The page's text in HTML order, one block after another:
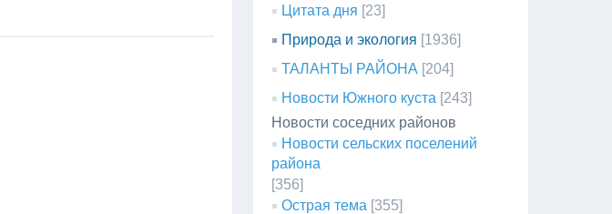
Цитата дня [23]
Природа и экология [1936]
ТАЛАНТЫ РАЙОНА [204]
Новости Южного куста [243]
Новости соседних районов
Новости сельских поселений
района
[356]
Острая тема [355]